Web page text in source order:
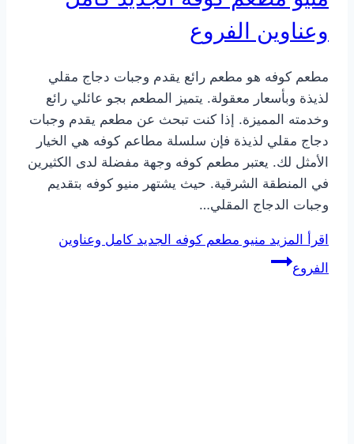
وعناوين الفروع
مطعم كوفه هو مطعم رائع يقدم وجبات دجاج مقلي
لذيذة وبأسعار معقولة. يتميز المطعم بجو عائلي رائع
وخدمته المميزة. إذا كنت تبحث عن مطعم يقدم وجبات
دجاج مقلي لذيذة فإن سلسلة مطاعم كوفه هي الخيار
الأمثل لك. يعتبر مطعم كوفه وجهة مفضلة لدى الكثيرين
في المنطقة الشرقية. حيث يشتهر منيو كوفه بتقديم
وجبات الدجاج المقلي…
اقرأ المزيد منيو مطعم كوفه الجديد كامل وعناوين
الفروع